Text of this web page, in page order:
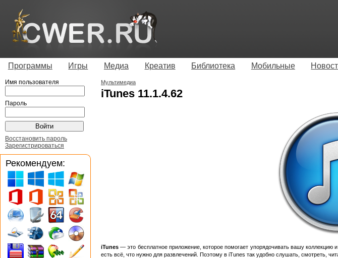
Программы Игры Медиа Креатив Библиотека Мобильные
Мультимедиа
iTunes 11.1.4.62
iTunes — это бесплатное приложение, которое помогает упорядочивать вашу
есть всё, что нужно для развлечений. Поэтому в iTunes так удобно слушать, смотреть,
Имя пользователя
Пароль
Восстановить пароль
Зарегистрироваться
Рекомендуем: